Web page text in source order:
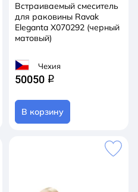
Встраиваемый смеситель
для раковины Ravak
Eleganta X070292 (черный
матовый)
Чехия
50050 q
В корзину